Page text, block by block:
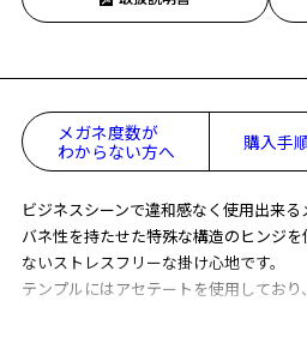
メガネ度数が
わからない方へ
購入手
ビジネスシーンで違和感なく使用出来る
バネ性を持たせた特殊な構造のヒンジ
ないストレスフリーな掛け心地です。
テンプルにはアセテートを使用しており